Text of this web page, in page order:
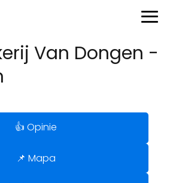
Van Dongen -
👍 Opinie
📌 Mapa